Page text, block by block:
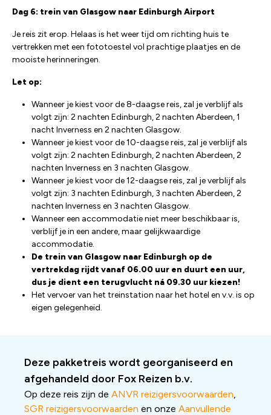
Dag 6: trein van Glasgow naar Edinburgh Airport
Je reis zit erop. Helaas is het weer tijd om richting huis te
vertrekken met een fototoestel vol prachtige plaatjes en de
mooiste herinneringen.
Let op:
Wanneer je kiest voor de 8-daagse reis, zal je verblijf als
volgt zijn: 2 nachten Edinburgh, 2 nachten Aberdeen, 1
nacht Inverness en 2 nachten Glasgow.
Wanneer je kiest voor de 10-daagse reis, zal je verblijf als
volgt zijn: 2 nachten Edinburgh, 2 nachten Aberdeen, 2
nachten Inverness en 3 nachten Glasgow.
Wanneer je kiest voor de 12-daagse reis, zal je verblijf als
volgt zijn: 3 nachten Edinburgh, 3 nachten Aberdeen, 2
nachten Inverness en 3 nachten Glasgow.
Wanneer een accommodatie niet meer beschikbaar is,
verblijf je in een andere, maar gelijkwaardige
accommodatie.
De trein van Glasgow naar Edinburgh op de
vertrekdag rijdt vanaf 06.00 uur en duurt een uur,
dus je dient een terugvlucht ná 09.30 uur kiezen!
Het vervoer van het treinstation naar het hotel en v.v. is op
eigen gelegenheid.
Deze pakketreis wordt georganiseerd en
afgehandeld door Fox Reizen b.v.
Op deze reis zijn de ANVR reizigersvoorwaarden,
SGR reizigersvoorwaarden en onze Aanvullende